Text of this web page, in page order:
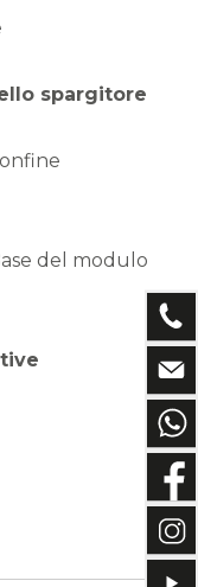
spargitore
del modulo